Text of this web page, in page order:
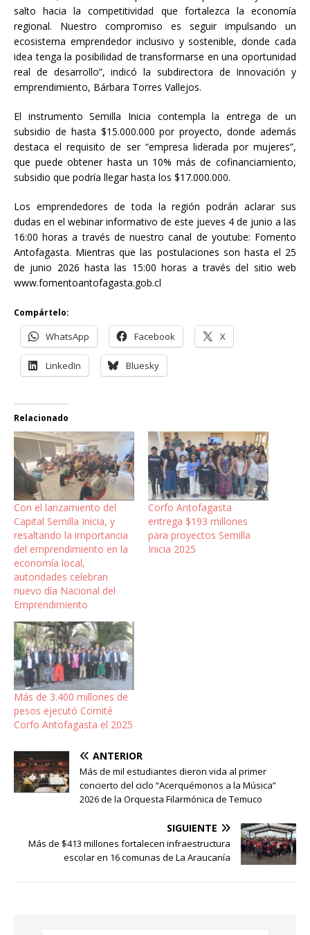
salto hacia la competitividad que fortalezca la economía
regional. Nuestro compromiso es seguir impulsando un
ecosistema emprendedor inclusivo y sostenible, donde cada
idea tenga la posibilidad de transformarse en una oportunidad
real de desarrollo”, indicó la subdirectora de Innovación y
emprendimiento, Bárbara Torres Vallejos.
El instrumento Semilla Inicia contempla la entrega de un
subsidio de hasta $15.000.000 por proyecto, donde además
destaca el requisito de ser “empresa liderada por mujeres”,
que puede obtener hasta un 10% más de cofinanciamiento,
subsidio que podría llegar hasta los $17.000.000.
Los emprendedores de toda la región podrán aclarar sus
dudas en el webinar informativo de este jueves 4 de junio a las
16:00 horas a través de nuestro canal de youtube: Fomento
Antofagasta. Mientras que las postulaciones son hasta el 25
de junio 2026 hasta las 15:00 horas a través del sitio web
www.fomentoantofagasta.gob.cl
Compártelo:
WhatsApp Facebook X
LinkedIn Bluesky
Relacionado
Con el lanzamiento del
Capital Semilla Inicia, y
resaltando la importancia
del emprendimiento en la
economía local,
autoridades celebran
nuevo día Nacional del
Emprendimiento
Corfo Antofagasta
entrega $193 millones
para proyectos Semilla
Inicia 2025
Más de 3.400 millones de
pesos ejecutó Comité
Corfo Antofagasta el 2025
ANTERIOR
Más de mil estudiantes dieron vida al primer
concierto del ciclo “Acerquémonos a la Música”
2026 de la Orquesta Filarmónica de Temuco
SIGUIENTE
Más de $413 millones fortalecen infraestructura
escolar en 16 comunas de La Araucanía